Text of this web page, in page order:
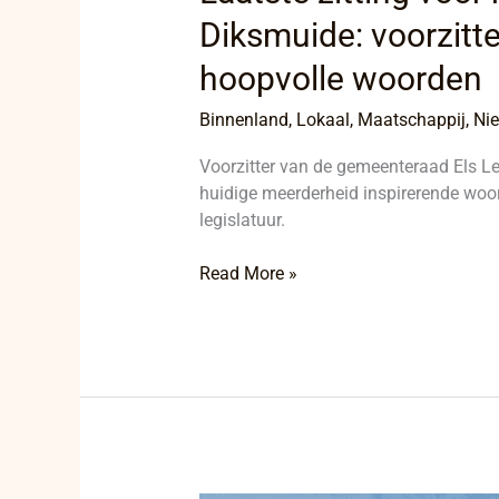
Diksmuide:
hoopvolle woorden
Binnenland, Lokaal, Maatschappij,
Voorzitter van de gemeenteraad Els
huidige meerderheid inspirerende
legislatuur.
Read More »